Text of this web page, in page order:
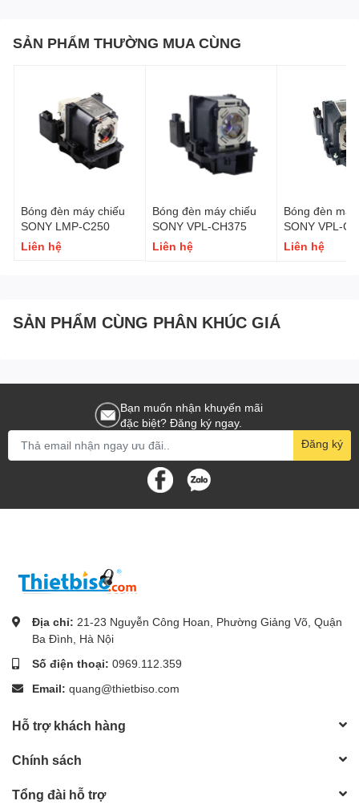
SẢN PHẨM THƯỜNG MUA CÙNG
Bóng đèn máy chiếu
SONY LMP-C250
Liên hệ
Bóng đèn máy chiếu
SONY VPL-CH375
Liên hệ
Bóng đèn
SONY VPL-
Liên hệ
SẢN PHẨM CÙNG PHÂN KHÚC GIÁ
Bạn muốn nhận khuyến mãi
đặc biệt? Đăng ký ngay.
Đăng ký
Địa chỉ: 21-23 Nguyễn Công Hoan, Phường Giảng Võ, Quận
Ba Đình, Hà Nội
Số điện thoại: 0969.112.359
Email: quang@thietbiso.com
Hỗ trợ khách hàng
Chính sách
Tổng đài hỗ trợ